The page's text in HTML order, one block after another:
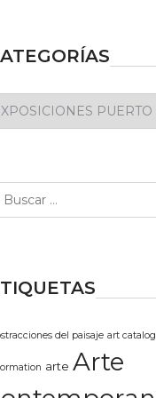
del paisaje art
arte Arte